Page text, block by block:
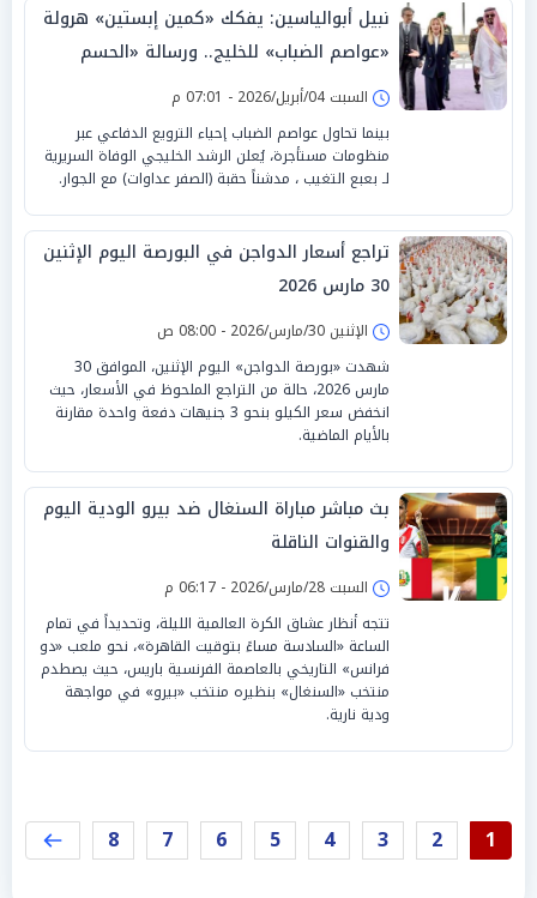
نبيل أبوالياسين: يفكك «كمين إبستين» هرولة
«عواصم الضباب» للخليج.. ورسالة «الحسم
الدبلوماسي» لـ «طهران »
السبت 04/أبريل/2026 - 07:01 م
بينما تحاول عواصم الضباب إحياء الترويع الدفاعي عبر
منظومات مستأجرة، يُعلن الرشد الخليجي الوفاة السريرية
لـ بعبع التغيب ، مدشناً حقبة (الصفر عداوات) مع الجوار.
تراجع أسعار الدواجن في البورصة اليوم الإثنين
30 مارس 2026
الإثنين 30/مارس/2026 - 08:00 ص
شهدت «بورصة الدواجن» اليوم الإثنين، الموافق 30
مارس 2026، حالة من التراجع الملحوظ في الأسعار، حيث
انخفض سعر الكيلو بنحو 3 جنيهات دفعة واحدة مقارنة
بالأيام الماضية.
بث مباشر مباراة السنغال ضد بيرو الودية اليوم
والقنوات الناقلة
السبت 28/مارس/2026 - 06:17 م
تتجه أنظار عشاق الكرة العالمية الليلة، وتحديداً في تمام
الساعة «السادسة مساءً بتوقيت القاهرة»، نحو ملعب «دو
فرانس» التاريخي بالعاصمة الفرنسية باريس، حيث يصطدم
منتخب «السنغال» بنظيره منتخب «بيرو» في مواجهة
ودية نارية.
1
2
3
4
5
6
7
8